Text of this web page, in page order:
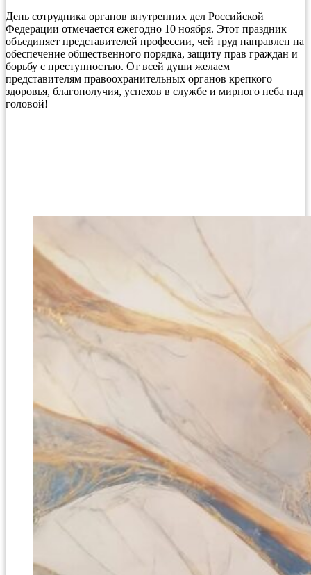
День сотрудника органов внутренних дел Российской
Федерации отмечается ежегодно 10 ноября. Этот праздник
объединяет представителей профессии, чей труд направлен на
обеспечение общественного порядка, защиту прав граждан и
борьбу с преступностью. От всей души желаем
представителям правоохранительных органов крепкого
здоровья, благополучия, успехов в службе и мирного неба над
головой!